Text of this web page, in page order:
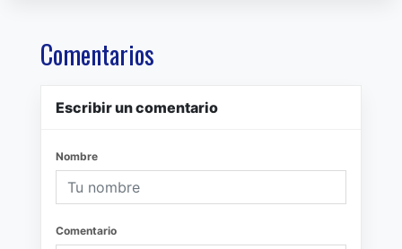
Comentarios
Escribir un comentario
Nombre
Comentario